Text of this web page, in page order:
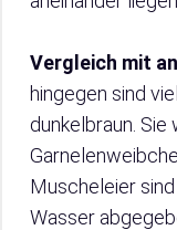
Vergleich mit
hingegen sind
dunkelbraun.
Muscheleier
Wasser